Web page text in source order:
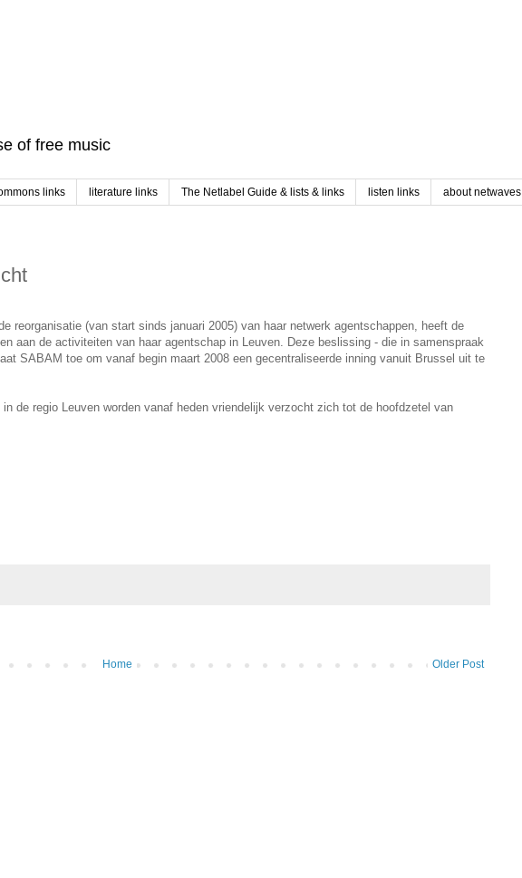
of free music
links literature links The Netlabel Guide & lists & links listen links about netwaves
reorganisatie (van start sinds januari 2005) van haar netwerk agentschappen, heeft de
aan de activiteiten van haar agentschap in Leuven. Deze beslissing - die in samenspraak
SABAM toe om vanaf begin maart 2008 een gecentraliseerde inning vanuit Brussel uit te
de regio Leuven worden vanaf heden vriendelijk verzocht zich tot de hoofdzetel van
Older Post
Home